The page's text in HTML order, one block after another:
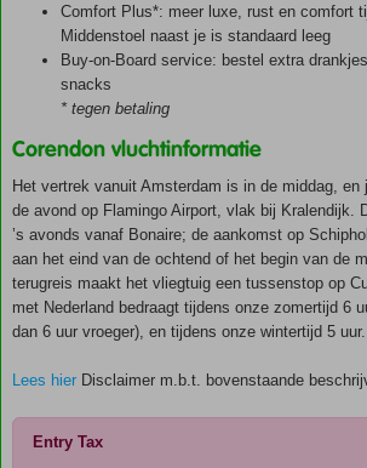
Comfort Plus*: meer luxe, rust en comfort
Middenstoel naast je is standaard leeg
Buy-on-Board service: bestel extra
snacks
* tegen betaling
Corendon vluchtinformatie
Het vertrek vanuit Amsterdam is in de middag, en
de avond op Flamingo Airport, vlak bij Kralendijk.
’s avonds vanaf Bonaire; de aankomst op
aan het eind van de ochtend of het begin van de
terugreis maakt het vliegtuig een tussenstop op
met Nederland bedraagt tijdens onze zomertijd 6
dan 6 uur vroeger), en tijdens onze wintertijd 5 uur.
Lees hier Disclaimer m.b.t. bovenstaande
Entry Tax